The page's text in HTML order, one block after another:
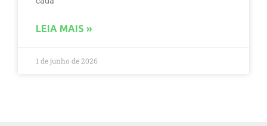
LEIA MAIS »
1 de junho de 2026